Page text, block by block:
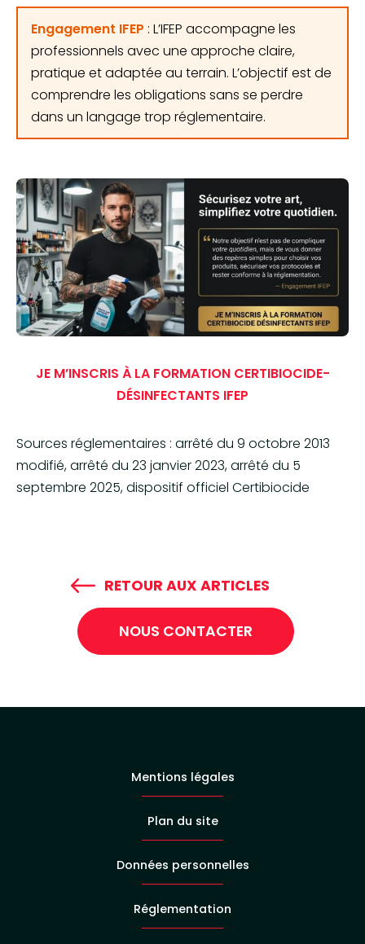
Engagement IFEP : L’IFEP accompagne les
professionnels avec une approche claire,
pratique et adaptée au terrain. L’objectif est de
comprendre les obligations sans se perdre
dans un langage trop réglementaire.
JE M’INSCRIS À LA FORMATION CERTIBIOCIDE-
DÉSINFECTANTS IFEP
Sources réglementaires : arrêté du 9 octobre 2013
modifié, arrêté du 23 janvier 2023, arrêté du 5
septembre 2025, dispositif officiel Certibiocide
RETOUR AUX ARTICLES
NOUS CONTACTER
Mentions légales
Plan du site
Données personnelles
Réglementation